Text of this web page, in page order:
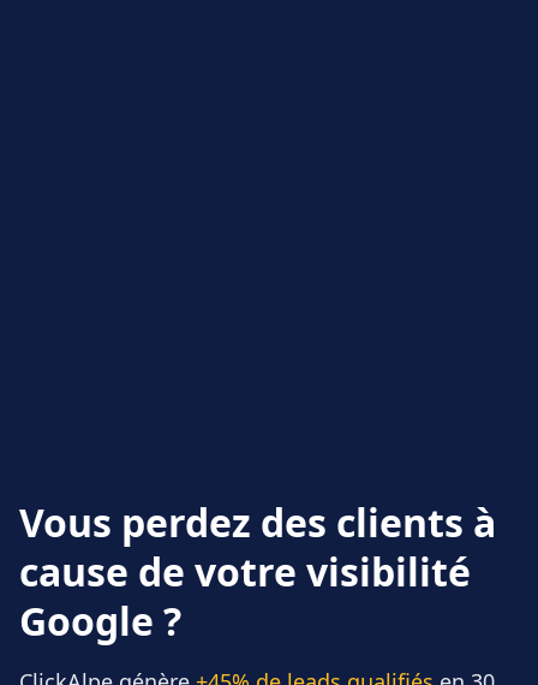
Vous perdez des clients à
cause de votre visibilité
Google ?